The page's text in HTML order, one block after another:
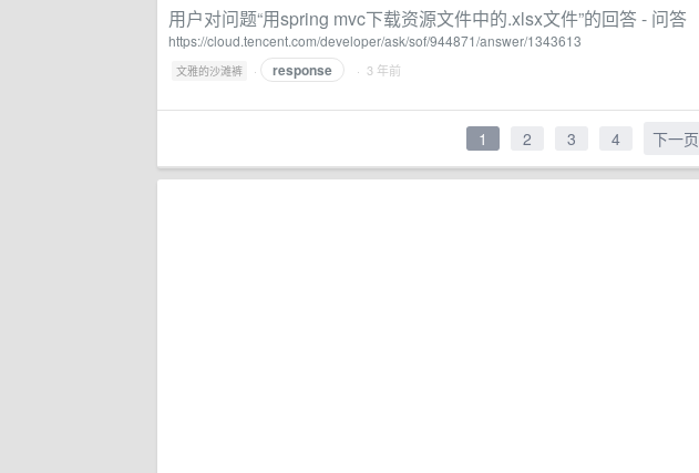
用户对问题“用spring mvc下载资源文件中的.xlsx文件”的回答 - 问答
https://cloud.tencent.com/developer/ask/sof/944871/answer/1343613
文雅的沙滩裤 · response · 3 年前
1 2 3 4 下一页